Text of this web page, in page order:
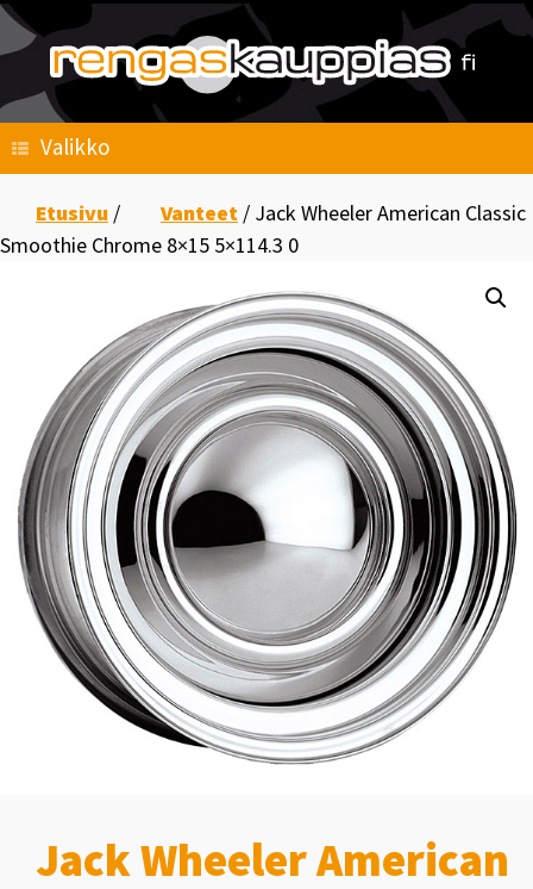
Skip
content
Valikko
Etusivu / Vanteet / Jack Wheeler American Classic
Smoothie Chrome 8×15 5×114.3 0
Jack Wheeler American